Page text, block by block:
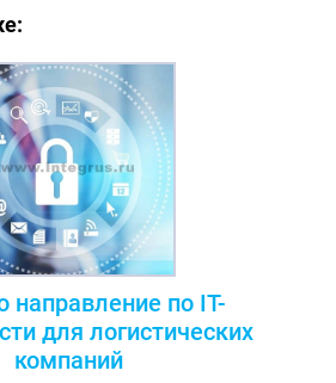
направление по IT-
для логистических
компаний